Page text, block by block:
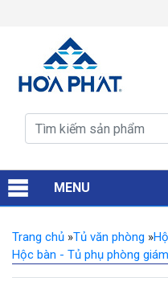
MENU
Trang chủ »Tủ văn phòng »
Hộc bàn - Tủ phụ phòng